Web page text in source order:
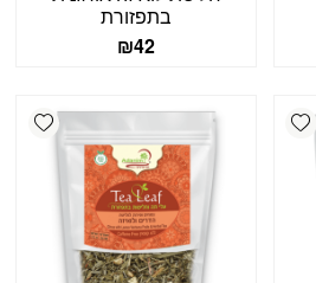
בתפזורת
₪42
Add wishlist